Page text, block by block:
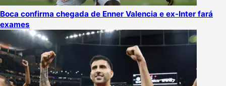
Boca confirma chegada de Enner Valencia e ex-Inter fará
exames